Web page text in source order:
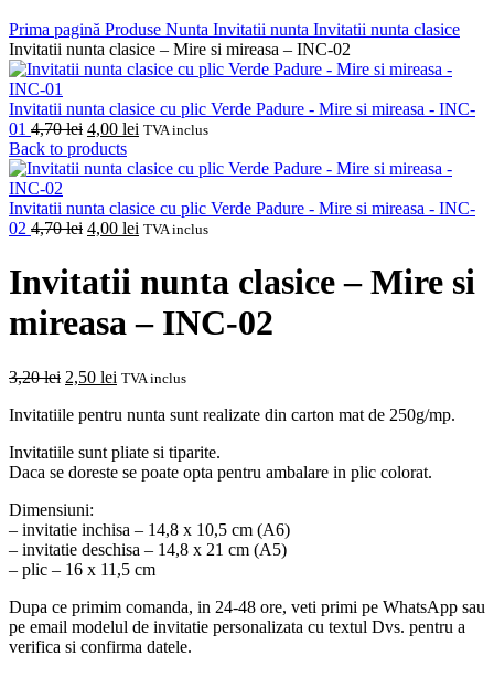
Prima pagină Produse Nunta Invitatii nunta Invitatii nunta clasice
Invitatii nunta clasice – Mire si mireasa – INC-02
Invitatii nunta clasice cu plic Verde Padure - Mire si mireasa - INC-
01 4,70lei Prețul
inițial
a
4,70 lei.
4,00 lei Prețul
este:
TVA inclus
Back to products
Invitatii nunta clasice cu plic Verde Padure - Mire si mireasa - INC-
02 4,70lei Prețul
fost:
4,00 lei Prețul
4,00 lei.
TVA inclus
Invitatii nunta clasice – Mire si
mireasa – INC-02
3,20lei Prețul
a
3,20 lei.
2,50 lei Prețul
este:
TVA inclus
Invitatiile pentru nunta sunt realizate din carton mat de 250g/mp.
Invitatiile sunt pliate si tiparite.
Daca se doreste se poate opta pentru ambalare in plic colorat.
Dimensiuni:
– invitatie inchisa – 14,8 x 10,5 cm (A6)
– invitatie deschisa – 14,8 x 21 cm (A5)
– plic – 16 x 11,5 cm
Dupa ce primim comanda, in 24-48 ore, veti primi pe WhatsApp sau
pe email modelul de invitatie personalizata cu textul Dvs. pentru a
verifica si confirma datele.